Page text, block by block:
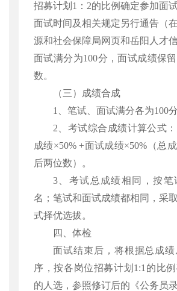
招募计划 1：2的比例确定参加面
面试时间及相关规定另行通告（
源和社会保障局网页和岳阳人才
面试满分为100分，面试成绩保
数。
（三）成绩合成
1、笔试、面试满分各为100分
2、考试综合成绩计算公式
成绩×50% +面试成绩×50%（总
后两位数）。
3、考试总成绩相同，按笔
名；笔试和面试成绩都相同，采
式择优选拔。
四、体检
面试结束后，将根据总成
序，按各岗位招募计划 1:1的比
的人选，参照修订后的《公务员